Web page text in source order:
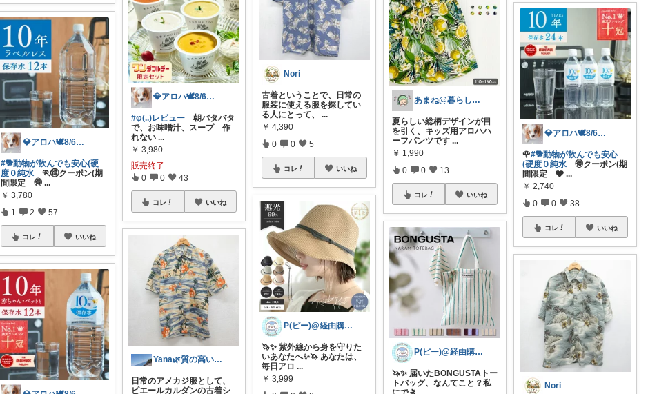
💎アロハ🕊️8/6ありがと✨無添加
#🐕動物が飲んでも安心(硬
度０純水 🏃🉐クーポン(期
間限定 🉐 ...
￥ 3,780
1 2 57
コレ いいね
💎アロハ🕊️8/6ありがと✨無添加
#φ(..)レビュー 朝バタバタ
で、お味噌汁、スープ 作
れない ...
￥ 3,980
販売終了
0 0 43
コレ いいね
Yana🌿質の高い暮らしのROOM
日常のアメカジ服として、
ピエールカルダンの古着シ
Nori
古着ということで、日常の
服装に使える服を探してい
る人にとって、
...
￥ 4,390
0 0 5
コレ いいね
P(ピー)@経由購入します！
🦄✨ 紫外線から身を守りた
いあなたへ✨🦄 あなたは、
毎日アロ ...
￥ 3,999
あまね@暮らしを整えるルーム
夏らしい総柄デザインが目
を引く、キッズ用アロハハ
ーフパンツです ...
￥ 1,990
0 0 13
コレ いいね
P(ピー)@経由購入します！
🦄✨ 届いたBONGUSTAトー
トバッグ、なんてこと？私
💎アロハ🕊️8/6ありがと✨無添加
🌹#🐕動物が飲んでも安心
(硬度０純水 🉐クーポン(期
間限定 🩶 ...
￥ 2,740
0 0 38
コレ いいね
Nori